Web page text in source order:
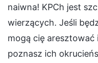
naiwna! KPCh jest
wierzących. Jeśli
mogą cię
poznasz ich